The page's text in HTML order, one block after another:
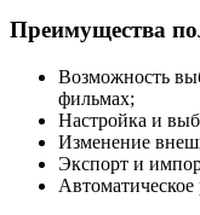
Преимущества
Возможность
фильмах;
Настройка и
Изменение
Экспорт и